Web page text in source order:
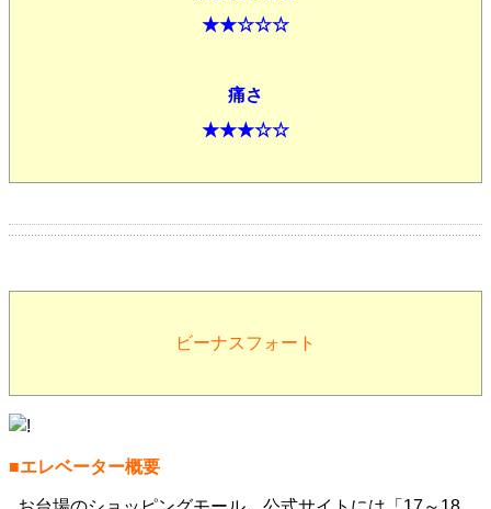
★★☆☆☆
痛さ
★★★☆☆
ビーナスフォート
■エレベーター概要